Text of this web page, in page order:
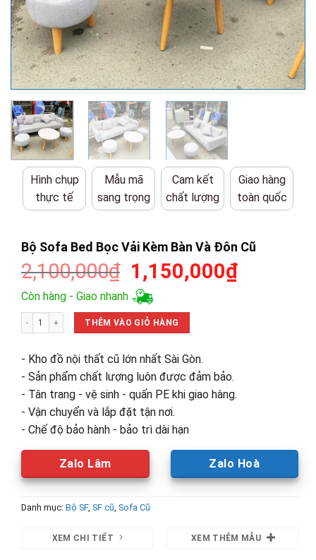
Hình chụp
thực tế
Mẫu mã
sang trọng
Cam kết
chất lượng
Giao hàng
toàn quốc
Bộ Sofa Bed Bọc Vải Kèm Bàn Và Đôn Cũ
2,100,000₫ Giá
gốc
là:
2,100,000₫.
1,150,000₫Giá
Còn hàng - Giao nhanh
Bộ Sofa Bed Bọc Vải Kèm Bàn Và Đôn Cũ số lượng
THÊM VÀO GIỎ HÀNG
- Kho đồ nội thất cũ lớn nhất Sài Gòn.
- Sản phẩm chất lượng luôn được đảm bảo.
- Tân trang - vệ sinh - quấn PE khi giao hàng.
- Vận chuyển và lắp đặt tận nơi.
- Chế độ bảo hành - bảo trì dài hạn
Zalo Lâm Zalo Hoà
Danh mục: Bộ SF, SF cũ, Sofa Cũ
XEM CHI TIẾT XEM THÊM MẪU